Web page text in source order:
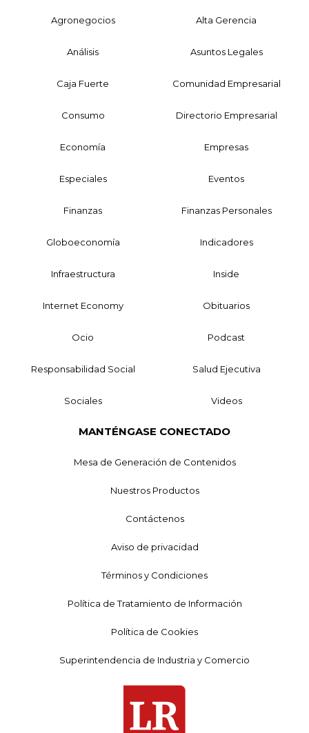
Agronegocios Alta Gerencia
Análisis Asuntos Legales
Caja Fuerte Comunidad Empresarial
Consumo Directorio Empresarial
Economía Empresas
Especiales Eventos
Finanzas Finanzas Personales
Globoeconomía Indicadores
Infraestructura Inside
Internet Economy Obituarios
Ocio Podcast
Responsabilidad Social Salud Ejecutiva
Sociales Videos
MANTÉNGASE CONECTADO
Mesa de Generación de Contenidos
Nuestros Productos
Contáctenos
Aviso de privacidad
Términos y Condiciones
Política de Tratamiento de Información
Política de Cookies
Superintendencia de Industria y Comercio